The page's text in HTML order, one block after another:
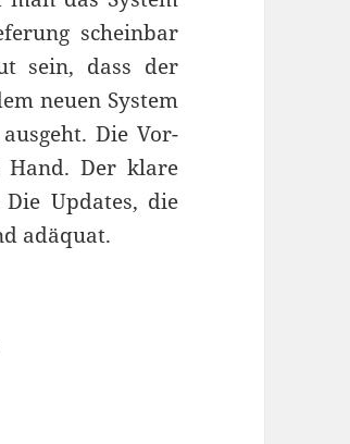
scheinbar
sein, dass der
neuen System
Die Vor-
Hand. Der klare
Updates, die
adäquat.